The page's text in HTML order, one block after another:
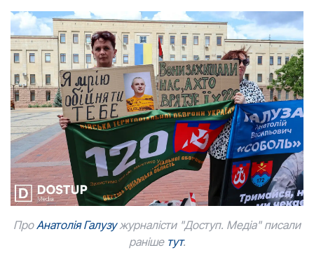
ПроАнатолія Галузужурналісти "Доступ. Медіа" писали
раніше тут.